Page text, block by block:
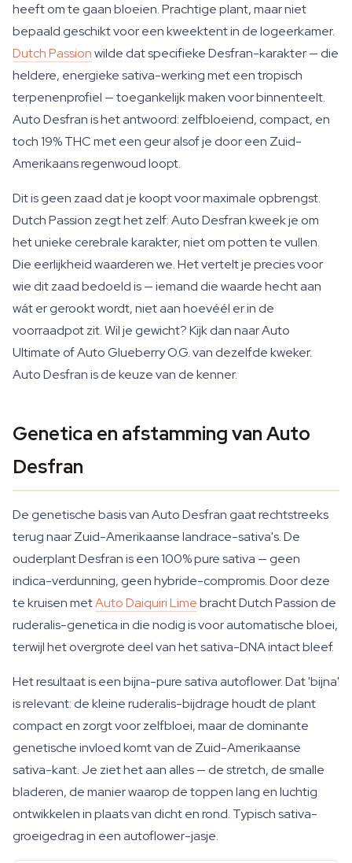
heeft om te gaan bloeien. Prachtige plant, maar niet
bepaald geschikt voor een kweektent in de logeerkamer.
Dutch Passionwilde dat specifieke Desfran-karakter — die
heldere, energieke sativa-werking met een tropisch
terpenenprofiel — toegankelijk maken voor binnenteelt.
Auto Desfran is het antwoord: zelfbloeiend, compact, en
toch 19% THC met een geur alsof je door een Zuid-
Amerikaans regenwoud loopt.
Dit is geen zaad dat je koopt voor maximale opbrengst.
Dutch Passion zegt het zelf: Auto Desfran kweek je om
het unieke cerebrale karakter, niet om potten te vullen.
Die eerlijkheid waarderen we. Het vertelt je precies voor
wie dit zaad bedoeld is — iemand die waarde hecht aan
wát er gerookt wordt, niet aan hoevéél er in de
voorraadpot zit. Wil je gewicht? Kijk dan naar Auto
Ultimate of Auto Glueberry O.G. van dezelfde kweker.
Auto Desfran is de keuze van de kenner.
Genetica en afstamming van Auto
Desfran
De genetische basis van Auto Desfran gaat rechtstreeks
terug naar Zuid-Amerikaanse landrace-sativa's. De
ouderplant Desfran is een 100% pure sativa — geen
indica-verdunning, geen hybride-compromis. Door deze
te kruisen metAuto Daiquiri Limebracht Dutch Passion de
ruderalis-genetica in die nodig is voor automatische bloei,
terwijl het overgrote deel van het sativa-DNA intact bleef.
Het resultaat is een bijna-pure sativa autoflower. Dat 'bijna'
is relevant: de kleine ruderalis-bijdrage houdt de plant
compact en zorgt voor zelfbloei, maar de dominante
genetische invloed komt van de Zuid-Amerikaanse
sativa-kant. Je ziet het aan alles — de stretch, de smalle
bladeren, de manier waarop de toppen lang en luchtig
ontwikkelen in plaats van dicht en rond. Typisch sativa-
groeigedrag in een autoflower-jasje.